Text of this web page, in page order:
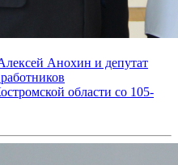
Анохин и депутат
области со 105-